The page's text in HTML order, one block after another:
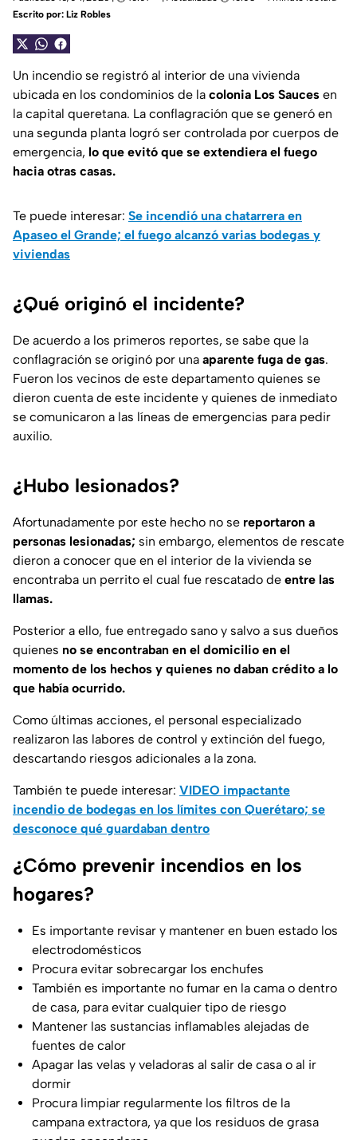
Escrito por: Liz Robles
Un incendio se registró al interior de una vivienda
ubicada en los condominios de la colonia Los Sauces en
la capital queretana. La conflagración que se generó en
una segunda planta logró ser controlada por cuerpos de
emergencia, lo que evitó que se extendiera el fuego
hacia otras casas.
Te puede interesar: Se incendió una chatarrera en
Apaseo el Grande; el fuego alcanzó varias bodegas y
viviendas
¿Qué originó el incidente?
De acuerdo a los primeros reportes, se sabe que la
conflagración se originó por una aparente fuga de gas.
Fueron los vecinos de este departamento quienes se
dieron cuenta de este incidente y quienes de inmediato
se comunicaron a las líneas de emergencias para pedir
auxilio.
¿Hubo lesionados?
Afortunadamente por este hecho no se reportaron a
personas lesionadas; sin embargo, elementos de rescate
dieron a conocer que en el interior de la vivienda se
encontraba un perrito el cual fue rescatado de entre las
llamas.
Posterior a ello, fue entregado sano y salvo a sus dueños
quienes no se encontraban en el domicilio en el
momento de los hechos y quienes no daban crédito a lo
que había ocurrido.
Como últimas acciones, el personal especializado
realizaron las labores de control y extinción del fuego,
descartando riesgos adicionales a la zona.
También te puede interesar: VIDEO impactante
incendio de bodegas en los límites con Querétaro; se
desconoce qué guardaban dentro
¿Cómo prevenir incendios en los
hogares?
Es importante revisar y mantener en buen estado los
electrodomésticos
Procura evitar sobrecargar los enchufes
También es importante no fumar en la cama o dentro
de casa, para evitar cualquier tipo de riesgo
Mantener las sustancias inflamables alejadas de
fuentes de calor
Apagar las velas y veladoras al salir de casa o al ir
dormir
Procura limpiar regularmente los filtros de la
campana extractora, ya que los residuos de grasa